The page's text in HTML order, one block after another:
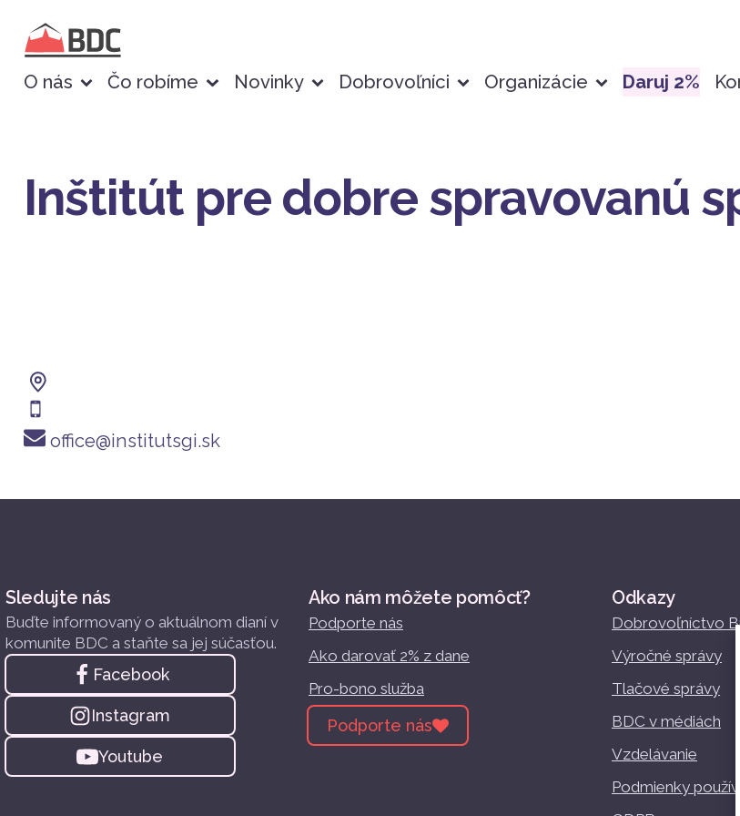
O nás Čo robíme Novinky Dobrovoľníci Organizácie Daruj 2%
Inštitút pre dobre spravovanú
office@institutsgi.sk
Sledujte nás
Buďte informovaný o aktuálnom dianí v
komunite BDC a staňte sa jej súčasťou.
Facebook
Instagram
Youtube
Ako nám môžete pomôcť?
Podporte nás
Ako darovať 2% z dane
Pro-bono služba
Podporte nás
Odkazy
Dobrovoľníctvo
Výročné správy
Tlačové správy
BDC v médiách
Vzdelávanie
Podmienky